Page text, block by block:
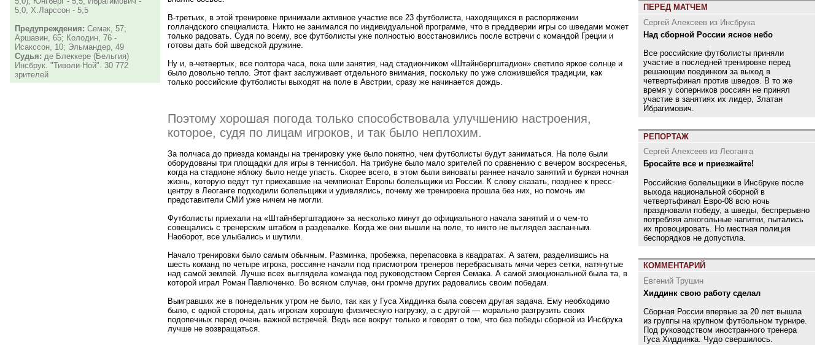
5,0, Х.Ларссон - 5,5
Предупреждения: Семак, 57;
Аршавин, 65; Колодин, 76 -
Исакссон, 10; Эльмандер, 49
Судья: де Блеккере (Бельгия)
Инсбрук. "Тиволи-Ной". 30 772
зрителей
В-третьих, в этой тренировке принимали активное участие все 23 футболиста, находящихся в распоряжении
голландского специалиста. Никто не занимался по индивидуальной программе, что в преддверии игры со шведами может
только радовать. Судя по всему, все футболисты уже полностью восстановились после встречи с командой Греции и
готовы дать бой шведской дружине.
Ну и, в-четвертых, все полтора часа, пока шли занятия, над стадиончиком «Штайнбергштадион» светило яркое солнце и
было довольно тепло. Этот факт заслуживает отдельного внимания, поскольку по уже сложившейся традиции, как
только российские футболисты выходят на поле в Австрии, сразу же начинается дождь.
Поэтому хорошая погода только способствовала улучшению настроения,
которое, судя по лицам игроков, и так было неплохим.
За полчаса до приезда команды на тренировку уже было понятно, чем футболисты будут заниматься. На поле были
оборудованы три площадки для игры в теннисбол. На трибуне было мало зрителей по сравнению с вечером воскресенья,
когда на стадионе яблоку было негде упасть. Скорее всего, в этом были виноваты раннее начало занятий и бурная ночная
жизнь, которую ведут тут приехавшие на чемпионат Европы болельщики из России. К слову сказать, позднее к пресс-
центру в Леоганге подходили болельщики и удивлялись, почему же тренировка прошла без них, но помочь им
представители СМИ уже ничем не могли.
Футболисты приехали на «Штайнбергштадион» за несколько минут до официального начала занятий и о чем-то
совещались с тренерским штабом в раздевалке. Когда же они вышли на поле, то никто не выглядел заспанным.
Наоборот, все улыбались и шутили.
Начало тренировки было самым обычным. Разминка, пробежка, перепасовка в квадратах. А затем, разделившись на
шесть команд по четыре игрока, россияне начали под присмотром тренеров перебрасывать мячи через сетки, натянутые
над самой землей. Лучше всех выглядела команда под руководством Сергея Семака. А самой эмоциональной была та, в
которой играл Роман Павлюченко. Во всяком случае, они громче других радовались своим победам.
Выигравших же в понедельник утром не было, так как у Гуса Хиддинка была совсем другая задача. Ему необходимо
было, с одной стороны, дать игрокам хорошую физическую нагрузку, а с другой — морально разгрузить своих
подопечных перед очень важной встречей. Ведь все вокруг только и говорят о том, что без победы сборной из Инсбрука
лучше не возвращаться.
ПЕРЕД МАТЧЕМ
Сергей Алексеев из Инсбрука
Над сборной России ясное небо
Все российские футболисты приняли
участие в последней тренировке перед
решающим поединком за выход в
четвертьфинал против шведов. В то же
время у соперников россиян не принял
участие в занятиях их лидер, Златан
Ибрагимович.
РЕПОРТАЖ
Сергей Алексеев из Леоганга
Бросайте все и приезжайте!
Российские болельщики в Инсбруке после
выхода национальной сборной в
четвертьфинал Евро-08 всю ночь
праздновали победу, а шведы, беспрерывно
потребляя алкогольные напитки, пытались
их провоцировать. Но местная полиция
беспорядков не допустила.
КОММЕНТАРИЙ
Евгений Трушин
Хиддинк свою работу сделал
Сборная России впервые за 20 лет вышла
из группы на крупном футбольном турнире.
Под руководством иностранного тренера
Гуса Хиддинка. Чудо свершилось.